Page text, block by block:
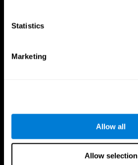
Statistics
Marketing
Allow all
Allow selection
Síguenos en